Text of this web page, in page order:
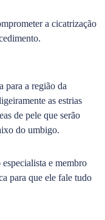
a cicatrização
para a região da
as estrias
de pele que serão
do umbigo.
e membro
para que ele fale tudo